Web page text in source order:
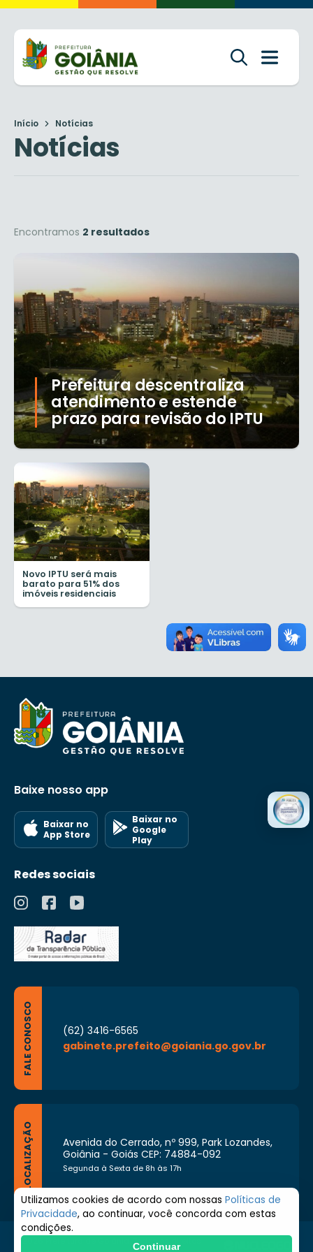
Início Notícias
Notícias
Encontramos 2 resultados
Prefeitura descentraliza
atendimento e estende
prazo para revisão do IPTU
Novo IPTU será mais
barato para 51% dos
imóveis residenciais
Baixe nosso app
Baixar no
App Store
Baixar no
Google
Play
Redes sociais
FALE CONOSCO
(62) 3416-6565
gabinete.prefeito@goiania.go.gov.br
LOCALIZAÇÃO
Avenida do Cerrado, nº 999, Park Lozandes,
Goiânia - Goiás CEP: 74884-092
Segunda à Sexta de 8h às 17h
© 2026 Prefeitura de Goiânia. Todos os direitos
Utilizamos cookies de acordo com nossas Políticas de
Privacidade, ao continuar, você concorda com estas
condições.
Continuar